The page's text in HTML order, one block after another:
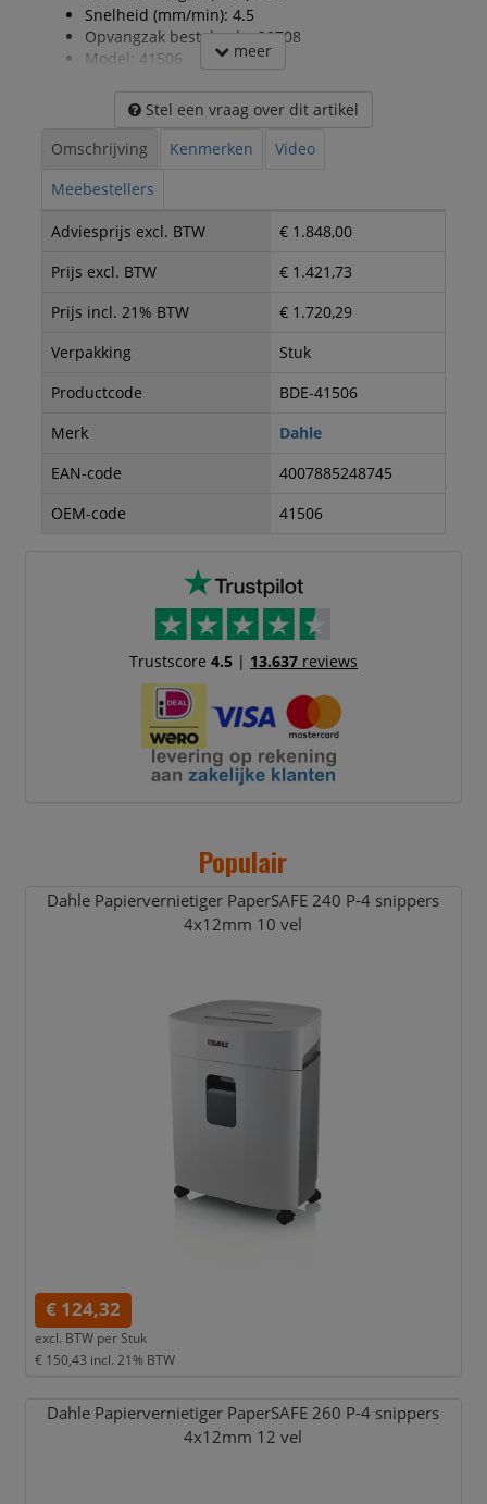
Snelheid (mm/min): 4.5
Opvangzak bestelcode: 20708
Model: 41506
meer
Stel een vraag over dit artikel
Omschrijving
Kenmerken
Video
Meebestellers
Adviesprijs excl. BTW
€ 1.848,00
Prijs excl. BTW
€ 1.421,73
Prijs incl. 21% BTW
€ 1.720,29
Verpakking
Stuk
Productcode
BDE-41506
Merk
Dahle
EAN-code
4007885248745
OEM-code
41506
Trustscore 4.5| 13.637reviews
Populair
Dahle Papiervernietiger PaperSAFE 240 P-4 snippers
4x12mm 10 vel
€ 124,32
excl. BTW per Stuk
€ 150,43 incl. 21% BTW
Dahle Papiervernietiger PaperSAFE 260 P-4 snippers
4x12mm 12 vel